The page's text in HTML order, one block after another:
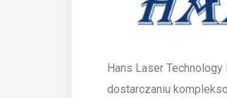
Hans Laser Technology
dostarczaniu